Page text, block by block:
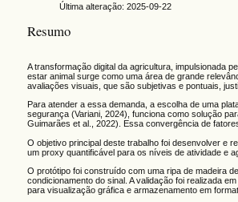
Última alteração: 2025-09-22
Resumo
A transformação digital da agricultura, impulsionada
estar animal surge como uma área de grande
avaliações visuais, que são subjetivas e pontuais,
Para atender a essa demanda, a escolha de uma
segurança (Variani, 2024), funciona como solução
Guimarães et al., 2022). Essa convergência de
O objetivo principal deste trabalho foi desenvolver e
um proxy quantificável para os níveis de atividade e
O protótipo foi construído com uma ripa de madeira
condicionamento do sinal. A validação foi realizada
para visualização gráfica e armazenamento em